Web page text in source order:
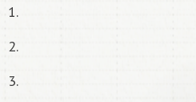
1.
2.
3.